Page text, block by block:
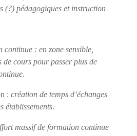
(?) pédagogiques et instruction
continue : en zone sensible,
de cours pour passer plus de
.
: création de temps d’échanges
établissements.
massif de formation continue